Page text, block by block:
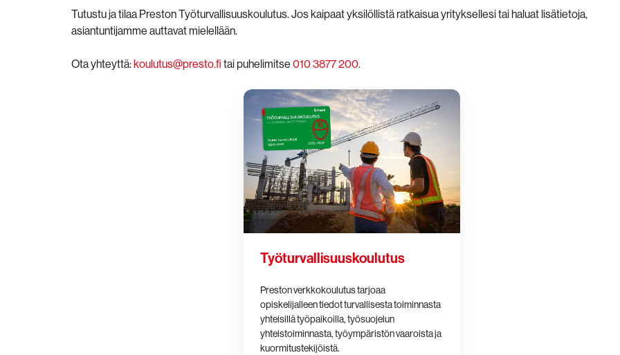
Tutustu ja tilaa Preston Työturvallisuuskoulutus. Jos kaipaat yksilöllistä ratkaisua yrityksellesi tai haluat lisätietoja,
asiantuntijamme auttavat mielellään.
Ota yhteyttä:koulutus@presto.fi tai puhelimitse 010 3877 200.
Työturvallisuuskoulutus
Työturvallisuuskoulutus
Preston verkkokoulutus tarjoaa
opiskelijalleen tiedot turvallisesta toiminnasta
yhteisillä työpaikoilla, työsuojelun
yhteistoiminnasta, työympäristön vaaroista ja
kuormitustekijöistä.